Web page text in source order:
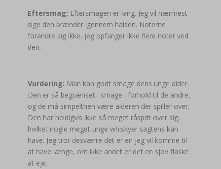
Eftersmag: Eftersmagen er lang. Jeg vil nærmest
sige den brænder igennem halsen. Noterne
forandre sig ikke, jeg opfanger ikke flere noter ved
den.
Vurdering: Man kan godt smage dens unge alder.
Den er så begrænset i smage i forhold til de andre,
og de må simpelthen være alderen der spiller over.
Den har heldigvis ikke så meget råsprit over sig,
hvilket nogle meget unge whiskyer sagtens kan
have. Jeg tror desværre det er en jeg vil komme til
at have længe, om ikke andet er det en sjov flaske
at eje.